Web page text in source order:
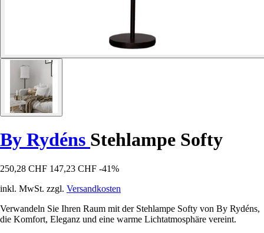
By Rydéns Stehlampe Softy
250,28 CHF 147,23 CHF -41%
inkl. MwSt. zzgl. Versandkosten
Verwandeln Sie Ihren Raum mit der Stehlampe Softy von By Rydéns,
die Komfort, Eleganz und eine warme Lichtatmosphäre vereint.